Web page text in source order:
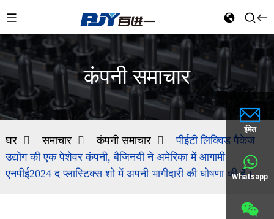
ईमेल
Whatsapp
कंपनी समाचार
घर समाचार कंपनी समाचार
पीईटी लिक्विड पैकेज
उद्योग की एक पेशेवर कंपनी, बैजिनयी ने अमेरिका में आगामी
एनपीई2024 द प्लास्टिक्स शो में अपनी भागीदारी की घोषणा की है।